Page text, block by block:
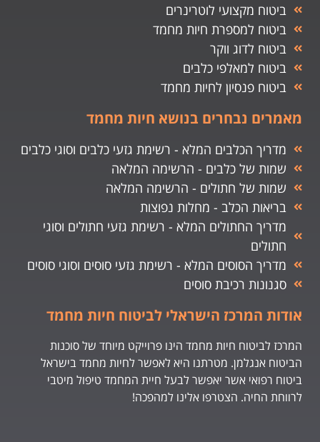
ביטוח מקצועי לוטרינרים
ביטוח למספרת חיות מחמד
ביטוח לדוג ווקר
ביטוח למאלפי כלבים
ביטוח פנסיון לחיות מחמד
מאמרים נבחרים בנושא חיות מחמד
מדריך הכלבים המלא - רשימת גזעי כלבים וסוגי כלבים
שמות של כלבים - הרשימה המלאה
שמות של חתולים - הרשימה המלאה
בריאות הכלב - מחלות נפוצות
מדריך החתולים המלא - רשימת גזעי חתולים וסוגי
חתולים
מדריך הסוסים המלא - רשימת גזעי סוסים וסוגי סוסים
סגנונות רכיבת סוסים
אודות המרכז הישראלי לביטוח חיות מחמד
המרכז לביטוח חיות מחמד הינו פרוייקט מיוחד של סוכנות
הביטוח אנגלמן. מטרתנו היא לאפשר לחיות מחמד בישראל
ביטוח רפואי אשר יאפשר לבעל חיית המחמד טיפול מיטבי
לרווחת החיה. הצטרפו אלינו למהפכה!